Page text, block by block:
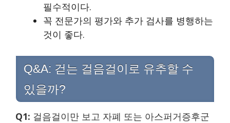
필수적이다.
꼭 전문가의 평가와 추가 검사를 병행하는
것이 좋다.
Q&A: 걷는 걸음걸이로 유추할 수
있을까?
Q1: 걸음걸이만 보고 자폐 또는 아스퍼거증후군